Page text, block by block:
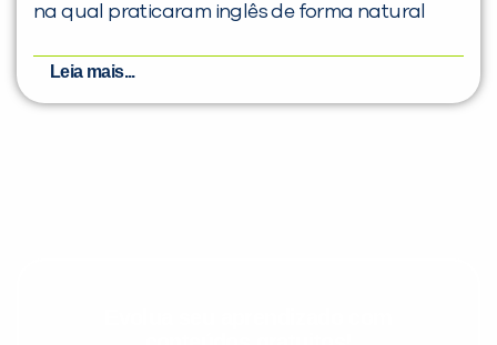
na qual praticaram inglês de forma natural
Leia mais...